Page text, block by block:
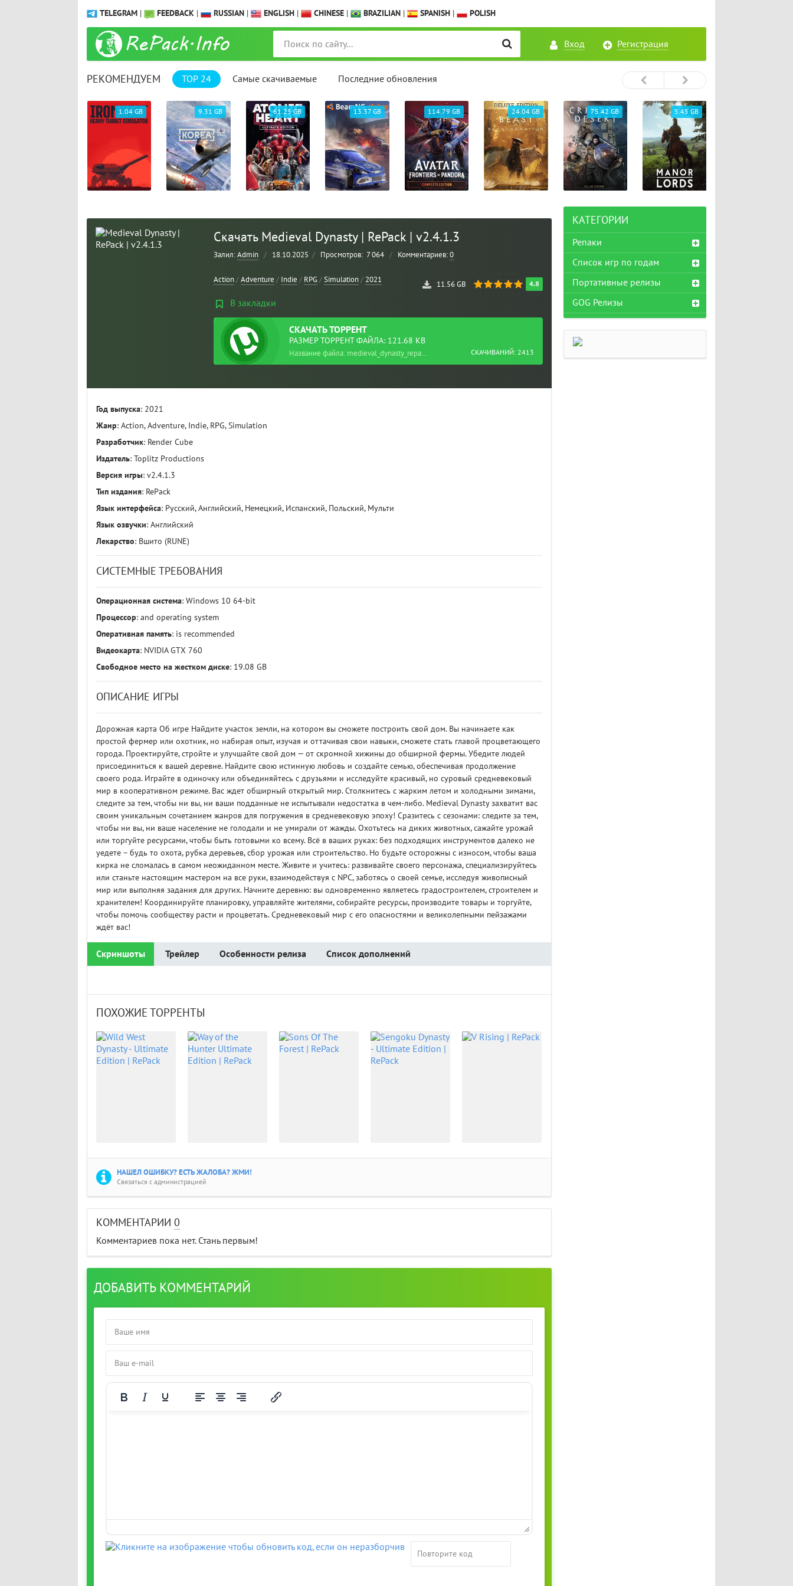
TELEGRAM | FEEDBACK | RUSSIAN | ENGLISH | CHINESE | BRAZILIAN | SPANISH | POLISH
Вход Регистрация
РЕКОМЕНДУЕМ TOP 24 Самые скачиваемые Последние обновления
1.04 GB 9.31 GB 61.25 GB 13.37 GB 114.79 GB 24.04 GB 75.42 GB 5.45 GB
Скачать Medieval Dynasty | RePack | v2.4.1.3
Залил:Admin / 18.10.2025 / Просмотров: 7 064 / Комментариев:0
4.8
11.56 GB
Action/Adventure / Indie / RPG/Simulation/ 2021
В закладки
СКАЧАТЬТОРРЕНТ
РАЗМЕР ТОРРЕНТ ФАЙЛА: 121.68 KB
СКАЧИВАНИЙ: 2413
Название файла: medieval_dynasty_repack.torrent
Год выпуска: 2021
Жанр: Action, Adventure, Indie, RPG, Simulation
Разработчик: Render Cube
Издатель: Toplitz Productions
Версия игры: v2.4.1.3
Тип издания: RePack
Язык интерфейса: Русский, Английский, Немецкий, Испанский, Польский, Мульти
Язык озвучки: Английский
Лекарство: Вшито (RUNE)
СИСТЕМНЫЕ ТРЕБОВАНИЯ
Операционная система: Windows 10 64-bit
Процессор: and operating system
Оперативная память: is recommended
Видеокарта: NVIDIA GTX 760
Свободное место на жестком диске: 19.08 GB
ОПИСАНИЕ ИГРЫ
Дорожная карта Об игре Найдите участок земли, на котором вы сможете построить свой дом. Вы начинаете как
простой фермер или охотник, но набирая опыт, изучая и оттачивая свои навыки, сможете стать главой процветающего
города. Проектируйте, стройте и улучшайте свой дом — от скромной хижины до обширной фермы. Убедите людей
присоединиться к вашей деревне. Найдите свою истинную любовь и создайте семью, обеспечивая продолжение
своего рода. Играйте в одиночку или объединяйтесь с друзьями и исследуйте красивый, но суровый средневековый
мир в кооперативном режиме. Вас ждет обширный открытый мир. Столкнитесь с жарким летом и холодными зимами,
следите за тем, чтобы ни вы, ни ваши подданные не испытывали недостатка в чем-либо. Medieval Dynasty захватит вас
своим уникальным сочетанием жанров для погружения в средневековую эпоху! Сразитесь с сезонами: следите за тем,
чтобы ни вы, ни ваше население не голодали и не умирали от жажды. Охотьтесь на диких животных, сажайте урожай
или торгуйте ресурсами, чтобы быть готовыми ко всему. Всё в ваших руках: без подходящих инструментов далеко не
уедете – будь то охота, рубка деревьев, сбор урожая или строительство. Но будьте осторожны с износом, чтобы ваша
кирка не сломалась в самом неожиданном месте. Живите и учитесь: развивайте своего персонажа, специализируйтесь
или станьте настоящим мастером на все руки, взаимодействуя с NPC, заботясь о своей семье, исследуя живописный
мир или выполняя задания для других. Начните деревню: вы одновременно являетесь градостроителем, строителем и
хранителем! Координируйте планировку, управляйте жителями, собирайте ресурсы, производите товары и торгуйте,
чтобы помочь сообществу расти и процветать. Средневековый мир с его опасностями и великолепными пейзажами
ждёт вас!
Скриншоты Трейлер Особенности релиза Список дополнений
ПОХОЖИЕ ТОРРЕНТЫ
НАШЕЛ ОШИБКУ? ЕСТЬ ЖАЛОБА? ЖМИ!
Связаться с администрацией
КОММЕНТАРИИ 0
Комментариев пока нет. Стань первым!
ДОБАВИТЬ КОММЕНТАРИЙ
КАТЕГОРИИ
Репаки
Список игр по годам
Портативные релизы
GOG Релизы